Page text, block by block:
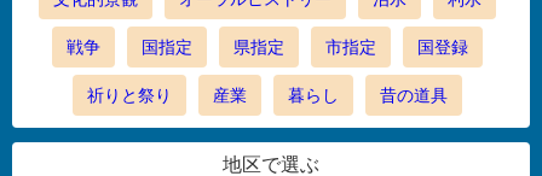
戦争 国指定 県指定 市指定 国登録
祈りと祭り 産業 暮らし 昔の道具
地区で選ぶ